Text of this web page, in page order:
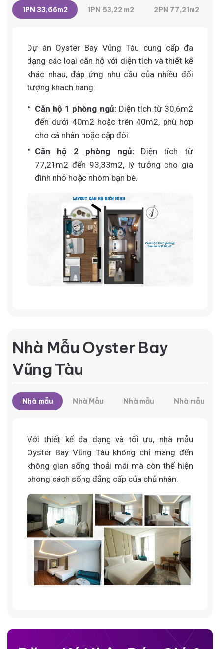
1PN 33,66m2 1PN 53,22 m2 2PN 77,21m2
Dự án Oyster Bay Vũng Tàu cung cấp đa
dạng các loại căn hộ với diện tích và thiết kế
khác nhau, đáp ứng nhu cầu của nhiều đối
tượng khách hàng:
Căn hộ 1 phòng ngủ: Diện tích từ 30,6m2
đến dưới 40m2 hoặc trên 40m2, phù hợp
cho cá nhân hoặc cặp đôi.
Căn hộ 2 phòng ngủ: Diện tích từ
77,21m2 đến 93,33m2, lý tưởng cho gia
đình nhỏ hoặc nhóm bạn bè.
Nhà Mẫu Oyster Bay
Vũng Tàu
Nhà mẫu Nhà Mẫu Nhà mẫu Nhà mẫu
Với thiết kế đa dạng và tối ưu, nhà mẫu
Oyster Bay Vũng Tàu không chỉ mang đến
không gian sống thoải mái mà còn thể hiện
phong cách sống đẳng cấp của chủ nhân.